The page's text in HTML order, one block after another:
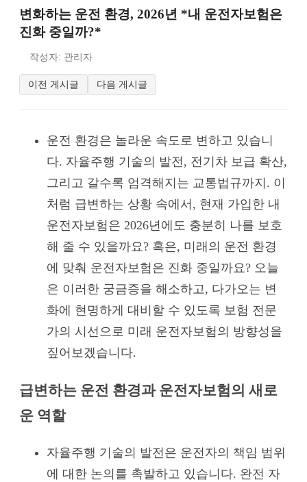
변화하는 운전 환경, 2026년 *내 운전자보험은
진화 중일까?*
작성자: 관리자
이전 게시글 다음 게시글
운전 환경은 놀라운 속도로 변하고 있습니
다. 자율주행 기술의 발전, 전기차 보급 확산,
그리고 갈수록 엄격해지는 교통법규까지. 이
처럼 급변하는 상황 속에서, 현재 가입한 내
운전자보험은 2026년에도 충분히 나를 보호
해 줄 수 있을까요? 혹은, 미래의 운전 환경
에 맞춰 운전자보험은 진화 중일까요? 오늘
은 이러한 궁금증을 해소하고, 다가오는 변
화에 현명하게 대비할 수 있도록 보험 전문
가의 시선으로 미래 운전자보험의 방향성을
짚어보겠습니다.
급변하는 운전 환경과 운전자보험의 새로
운 역할
자율주행 기술의 발전은 운전자의 책임 범위
에 대한 논의를 촉발하고 있습니다. 완전 자